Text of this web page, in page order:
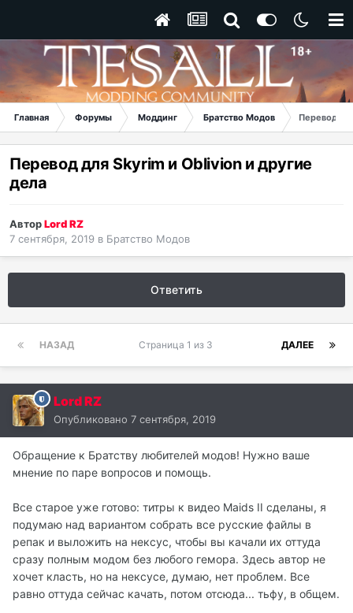
Главная Форумы Моддинг Братство Модов Перевод
Перевод для Skyrim и Oblivion и другие
дела
АвторLord RZ
7 сентября, 2019 в Братство Модов
Ответить
НАЗАД ДАЛЕЕ
Страница 1 из 3
Lord RZ
Опубликовано 7 сентября, 2019
Обращение к Братству любителей модов! Нужно ваше
мнение по паре вопросов и помощь.
Все старое уже готово: титры к видео Maids II сделаны, я
подумаю над вариантом собрать все русские файлы в
репак и выложить на нексус, чтобы вы качали их оттуда
сразу полным модом без любого гемора. Здесь автор не
хочет класть, но на нексусе, думаю, нет проблем. Все
равно оттуда сейчас качать, потом отсюда... тьфу, в общем.